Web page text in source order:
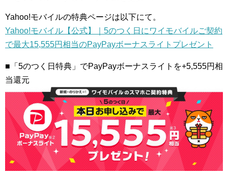
Yahoo!モバイルの特典ページは以下にて。
Yahoo!モバイル【公式】｜5のつく日にワイモバイルご契約
で最大15,555円相当のPayPayボーナスライトプレゼント
■「5のつく日特典」でPayPayボーナスライトを+5,555円相
当還元